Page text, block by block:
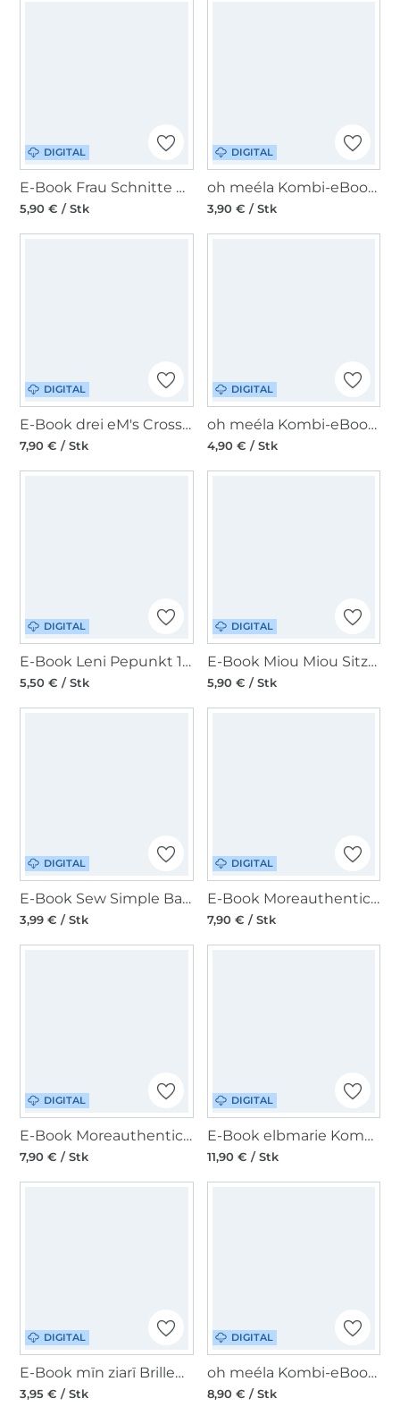
DIGITAL
E-Book Frau Schnitte Sling Bag Mel
5,90 € / Stk
DIGITAL
oh meéla Kombi-eBook ohElli mini & big
3,90 € / Stk
DIGITAL
E-Book drei eM's Crossbag LUINO
7,90 € / Stk
DIGITAL
oh meéla Kombi-eBook ohMichi
4,90 € / Stk
DIGITAL
E-Book Leni Pepunkt 135 TRAGE.tasche
5,50 € / Stk
DIGITAL
E-Book Miou Miou Sitzkissen Charly
5,90 € / Stk
DIGITAL
E-Book Sew Simple Babystern 5-10 Monate
3,99 € / Stk
DIGITAL
E-Book Moreauthentic Shopper Bag Maisie
7,90 € / Stk
DIGITAL
E-Book Moreauthentic Buchtasche Anna
7,90 € / Stk
DIGITAL
E-Book elbmarie Kombi Utensilo-Tasche Berta + Bertine
11,90 € / Stk
DIGITAL
E-Book mīn ziarī Brillenetui Opti(k)mal
3,95 € / Stk
DIGITAL
oh meéla Kombi-eBook ohHoobi
8,90 € / Stk